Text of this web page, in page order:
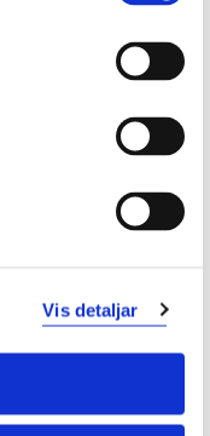
Vis detaljar
15 sp